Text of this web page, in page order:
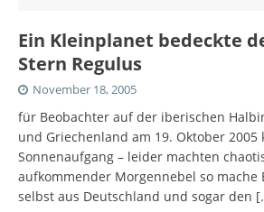
Ein Kleinplanet bedeckte
Stern Regulus
November 18, 2005
für Beobachter auf der iberischen
und Griechenland am 19. Oktober 2005
Sonnenaufgang – leider machten
aufkommender Morgennebel so mache
selbst aus Deutschland und sogar den